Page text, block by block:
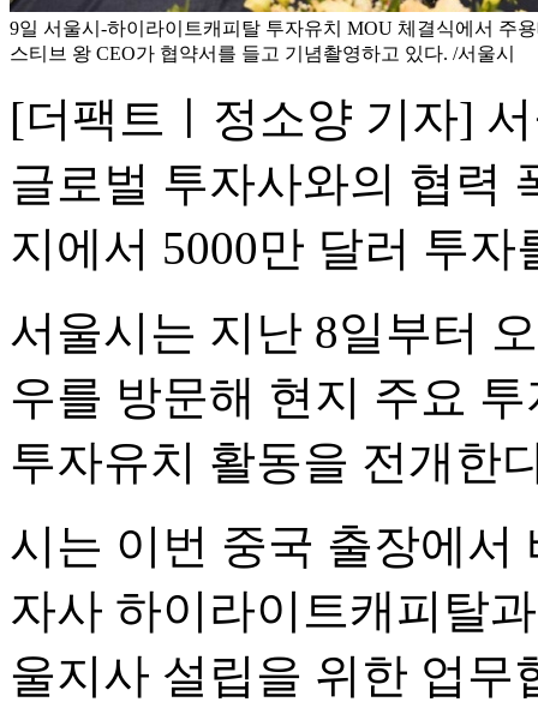
9일 서울시-하이라이트캐피탈 투자유치 MOU 체결식에서 주
스티브 왕 CEO가 협약서를 들고 기념촬영하고 있다. /서울시
[더팩트ㅣ정소양 기자]
글로벌 투자사와의 협력
지에서 5000만 달러 투자
서울시는 지난 8일부터
우를 방문해 현지 주요
투자유치 활동을 전개한
시는 이번 중국 출장에서
자사 하이라이트캐피탈
울지사 설립을 위한 업무